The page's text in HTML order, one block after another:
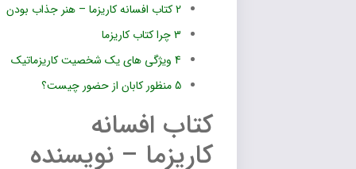
کتاب افسانه کاریزما – هنر جذاب بودن
چرا کتاب کاریزما
ویژگی های یک شخصیت کاریزماتیک
منظور کابان از حضور چیست؟
کتاب افسانه
کاریزما – نویسنده